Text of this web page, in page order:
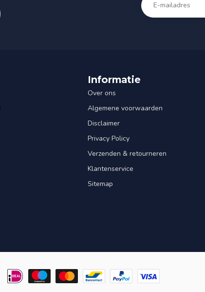
Informatie
Over ons
Algemene voorwaarden
Disclaimer
Privacy Policy
Verzenden & retourneren
Klantenservice
Sitemap